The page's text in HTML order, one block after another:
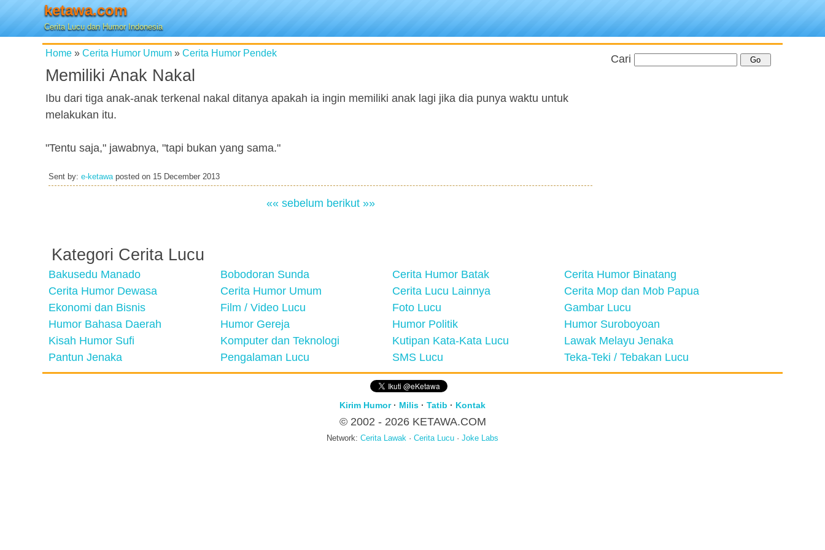
ketawa.com
Cerita Lucu dan Humor Indonesia
Home » Cerita Humor Umum » Cerita Humor Pendek
Memiliki Anak Nakal
Ibu dari tiga anak-anak terkenal nakal ditanya apakah ia ingin memiliki anak lagi jika dia punya waktu untuk
melakukan itu.
"Tentu saja," jawabnya, "tapi bukan yang sama."
Sent by: e-ketawaposted on 15 December 2013
«« sebelum berikut »»
Cari
Kategori Cerita Lucu
Bakusedu Manado Bobodoran Sunda Cerita Humor Batak
Cerita Humor Binatang
Cerita Humor Dewasa
Cerita Humor Umum Cerita Lucu Lainnya
Cerita Mop dan Mob Papua
Ekonomi dan Bisnis
Film / Video Lucu Foto Lucu
Gambar Lucu
Humor Bahasa Daerah
Humor Gereja Humor Politik
Humor Suroboyoan
Kisah Humor Sufi
Komputer dan Teknologi Kutipan Kata-Kata Lucu
Lawak Melayu Jenaka
Pantun Jenaka
Pengalaman Lucu SMS Lucu Teka-Teki / Tebakan Lucu
Kirim Humor· Milis · Tatib · Kontak
© 2002 - 2026 KETAWA.COM
Network: Cerita Lawak · Cerita Lucu · Joke Labs